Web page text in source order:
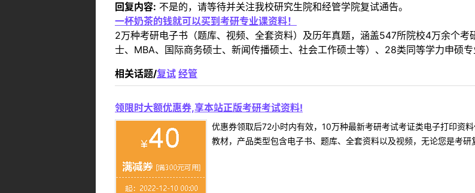
回复内容: 不是的，请等待并关注我校研究生院和经管学院复试通告。
一杯奶茶的钱就可以买到考研专业课资料！
2万种考研电子书（题库、视频、全套资料）及历年真题，涵盖547所院校4万余个
士、MBA、国际商务硕士、新闻传播硕士、社会工作硕士等）、28类同等学力申硕专
相关话题/复试 经管
领限时大额优惠券,享本站正版考研考试资料!
优惠券领取后72小时内有效，10万种最新考研考试考证类电子打印资
教材，产品类型包含电子书、题库、全套资料以及视频，无论您是考